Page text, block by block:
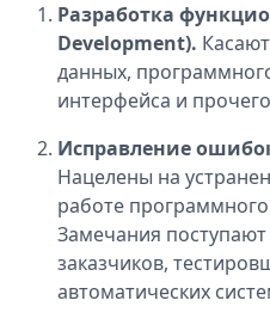
Разработка
Development).
данных,
интерфейса и
Исправление
Нацелены на
работе
Замечания
заказчиков,
автоматических